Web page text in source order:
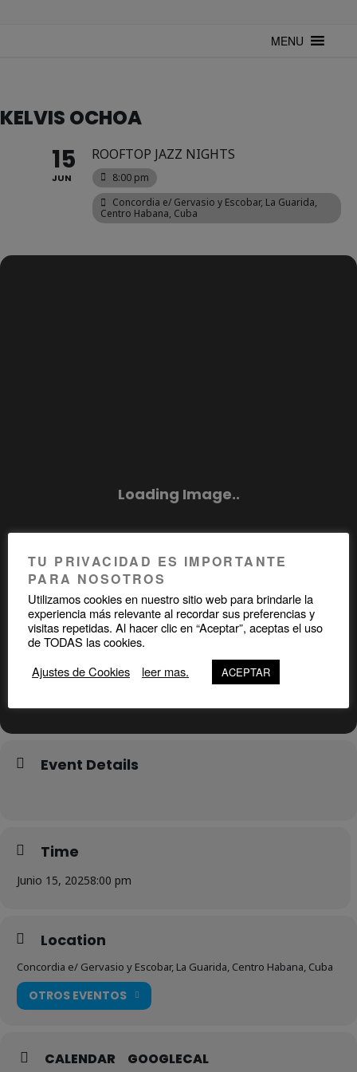
mantenerte actualizado sobre Cuba y sus artistas. Noticias, eventos y
MENU
KELVIS OCHOA
15
JUN
ROOFTOP JAZZ NIGHTS
8:00 pm
Concordia e/ Gervasio y Escobar, La Guarida,
Centro Habana, Cuba
Event Details
Time
Junio 15, 20258:00 pm
Location
Concordia e/ Gervasio y Escobar, La Guarida, Centro Habana, Cuba
OTROS EVENTOS
CALENDAR GOOGLECAL
TU PRIVACIDAD ES IMPORTANTE
PARA NOSOTROS
Utilizamos cookies en nuestro sitio web para brindarle la
experiencia más relevante al recordar sus preferencias y
visitas repetidas. Al hacer clic en “Aceptar”, aceptas el uso
de TODAS las cookies.
Ajustes de Cookies
leer mas. ACEPTAR